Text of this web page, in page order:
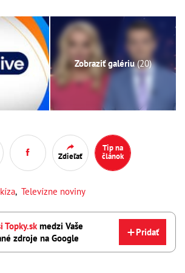
Zobraziť galériu(20)
Zdieľať
Tip na
článok
, Televízne noviny
Topky.sk medzi Vaše
zdroje na Google
Pridať